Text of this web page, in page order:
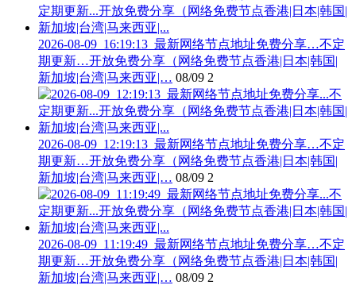
2026-08-09_16:19:13_最新网络节点地址免费分享…不定
期更新…开放免费分享（网络免费节点香港|日本|韩国|
新加坡|台湾|马来西亚|… 08/09 2
2026-08-09_12:19:13_最新网络节点地址免费分享…不定
期更新…开放免费分享（网络免费节点香港|日本|韩国|
新加坡|台湾|马来西亚|… 08/09 2
2026-08-09_11:19:49_最新网络节点地址免费分享…不定
期更新…开放免费分享（网络免费节点香港|日本|韩国|
新加坡|台湾|马来西亚|… 08/09 2